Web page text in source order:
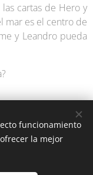
cartas de Hero y
mar es el centro de
y Leandro pueda
2025
funcionamiento
la mejor